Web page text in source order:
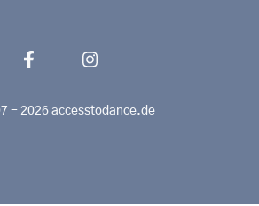
- 2026 accesstodance.de